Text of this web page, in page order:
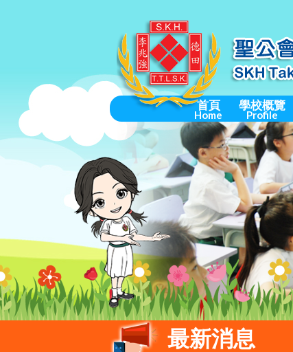
首頁
Home
學校概覽
Profile
最新消息